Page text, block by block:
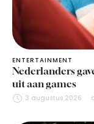
ENTERTAINMENT
Nederlanders
uit aan games
3 augustus 2026